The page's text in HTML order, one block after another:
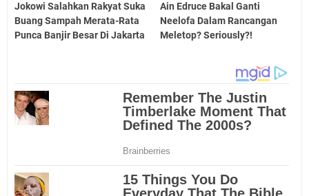
Jokowi Salahkan Rakyat Suka
Buang Sampah Merata-Rata
Punca Banjir Besar Di Jakarta
Ain Edruce Bakal Ganti
Neelofa Dalam Rancangan
Meletop? Seriously?!